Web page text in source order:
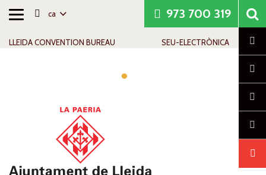
Alternar
ca
LLEIDA CONVENTION BUREAU SEU-ELECTRÒNICA
973 700 319